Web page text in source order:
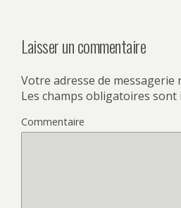
Laisser un commentaire
Votre adresse de messagerie
Les champs obligatoires sont
Commentaire